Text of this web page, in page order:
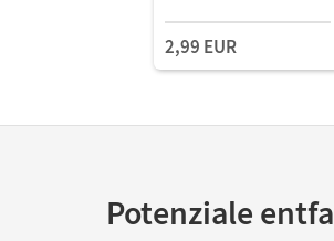
2,99 EUR
Potenziale